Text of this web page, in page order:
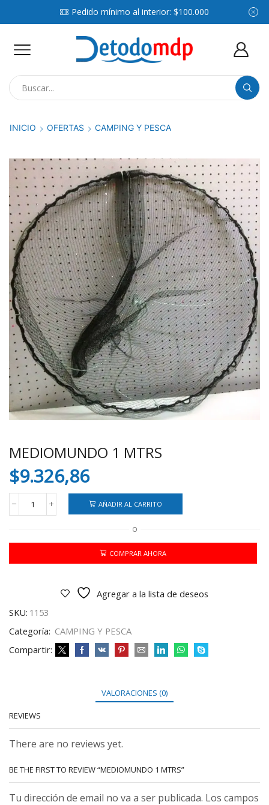
Pedido mínimo al interior: $100.000
INICIO OFERTAS CAMPING Y PESCA
MEDIOMUNDO 1 MTRS
$9.326,86
MEDIOMUNDO
1
cantidad
AÑADIR AL CARRITO
O
COMPRAR AHORA
Agregar a la lista de deseos
SKU: 1153
Categoría: CAMPING Y PESCA
Compartir:
VALORACIONES (0)
REVIEWS
There are no reviews yet.
BE THE FIRST TO REVIEW “MEDIOMUNDO 1 MTRS”
Tu dirección de email no va a ser publicada. Los campos